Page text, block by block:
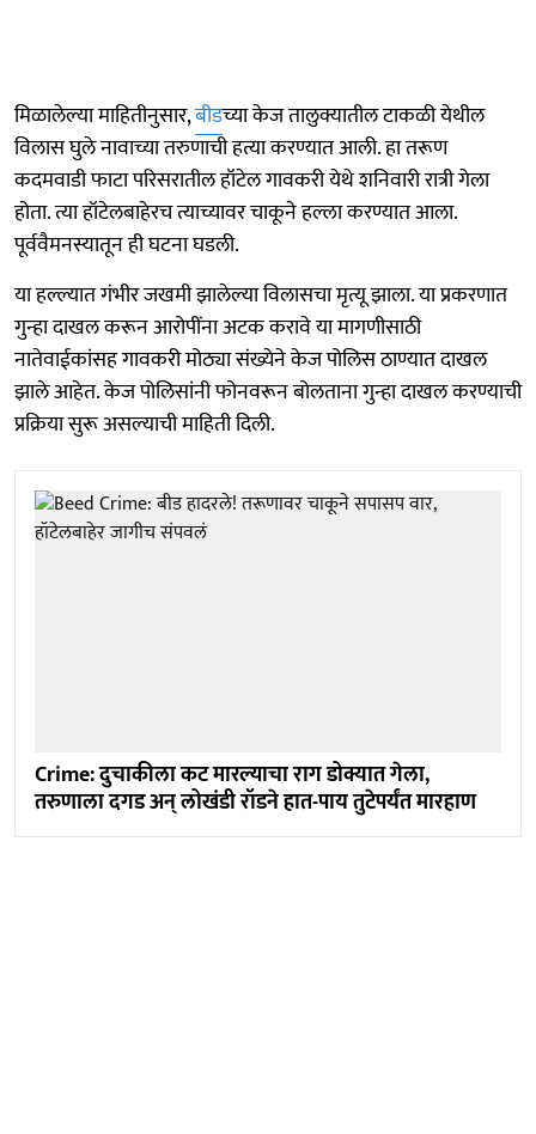
मिळालेल्या माहितीनुसार,बीडच्या केज तालुक्यातील टाकळी येथील
विलास घुले नावाच्या तरुणाची हत्या करण्यात आली. हा तरूण
कदमवाडी फाटा परिसरातील हॉटेल गावकरी येथे शनिवारी रात्री गेला
होता. त्या हॉटेलबाहेरच त्याच्यावर चाकूने हल्ला करण्यात आला.
पूर्ववैमनस्यातून ही घटना घडली.
या हल्ल्यात गंभीर जखमी झालेल्या विलासचा मृत्यू झाला. या प्रकरणात
गुन्हा दाखल करून आरोपींना अटक करावे या मागणीसाठी
नातेवाईकांसह गावकरी मोठ्या संख्येने केज पोलिस ठाण्यात दाखल
झाले आहेत. केज पोलिसांनी फोनवरून बोलताना गुन्हा दाखल करण्याची
प्रक्रिया सुरू असल्याची माहिती दिली.
Crime: दुचाकीला कट मारल्याचा राग डोक्यात गेला,
तरुणाला दगड अन् लोखंडी रॉडने हात-पाय तुटेपर्यंत मारहाण